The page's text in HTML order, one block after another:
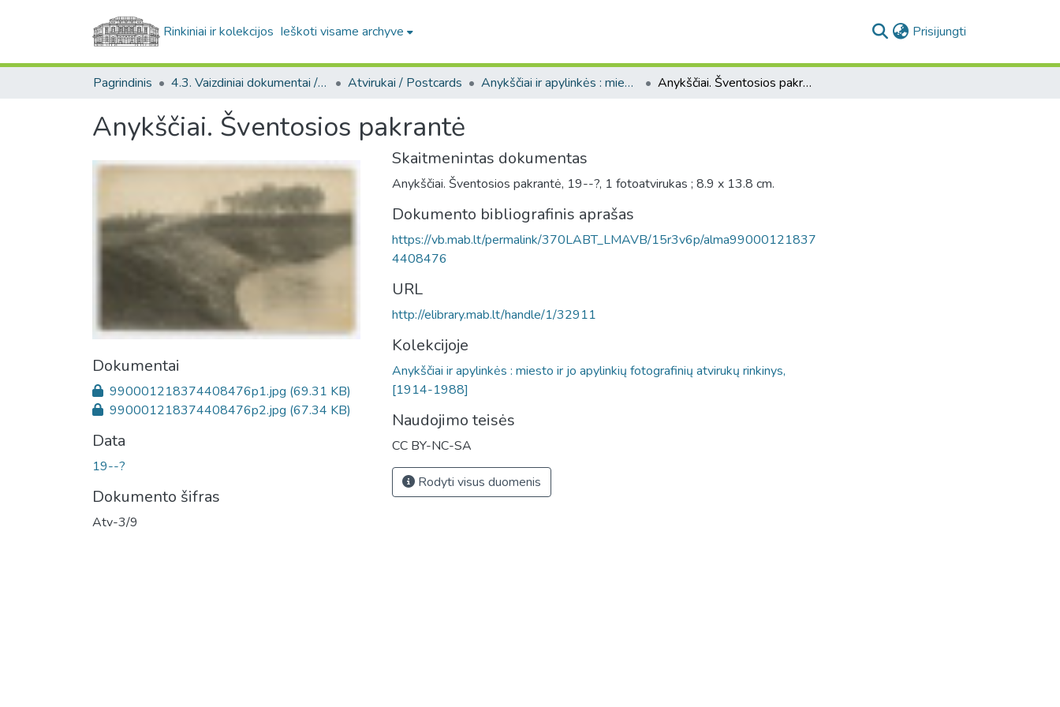
Rinkiniai ir kolekcijos Ieškoti visame archyve Prisijungti
Pagrindinis 4.3. Vaizdiniai dokumentai / Visual documents Atvirukai / Postcards Anykščiai ir apylinkės : miesto ir jo apylinkių fotografinių atvirukų rinkinys, [1914-1988] Anykščiai. Šventosios pakrantė
Anykščiai. Šventosios pakrantė
Dokumentai
990001218374408476p1.jpg (69.31 KB)
990001218374408476p2.jpg (67.34 KB)
Data
19--?
Dokumento šifras
Atv-3/9
Skaitmenintas dokumentas
Anykščiai. Šventosios pakrantė, 19--?, 1 fotoatvirukas ; 8.9 x 13.8 cm.
Dokumento bibliografinis aprašas
https://vb.mab.lt/permalink/370LABT_LMAVB/15r3v6p/alma99000121837
4408476
URL
http://elibrary.mab.lt/handle/1/32911
Kolekcijoje
Anykščiai ir apylinkės : miesto ir jo apylinkių fotografinių atvirukų rinkinys,
[1914-1988]
Naudojimo teisės
CC BY-NC-SA
Rodyti visus duomenis